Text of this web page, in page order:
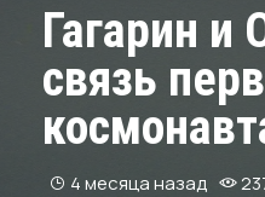
Гагарин и
связь
4 месяца назад